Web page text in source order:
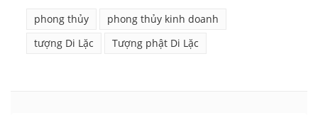
phong thủy
phong thủy kinh doanh
tượng Di Lặc
Tượng phật Di Lặc